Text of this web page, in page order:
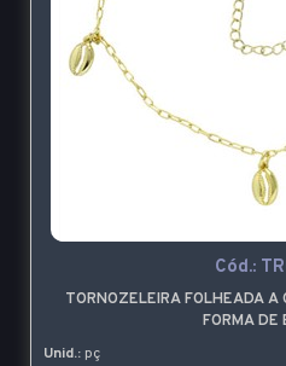
Cód.:
TORNOZELEIRA FOLHEADA A
FORMA DE
Unid.: pç